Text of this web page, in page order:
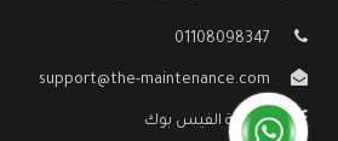
01108098347
support@the-maintenance.com
صفحة الفيس بوك